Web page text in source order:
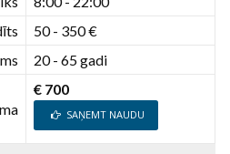
50 - 350 €
20 - 65 gadi
€ 700
SAŅEMT NAUDU